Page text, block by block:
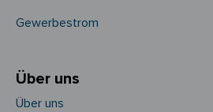
Gewerbestrom
Über uns
Über uns